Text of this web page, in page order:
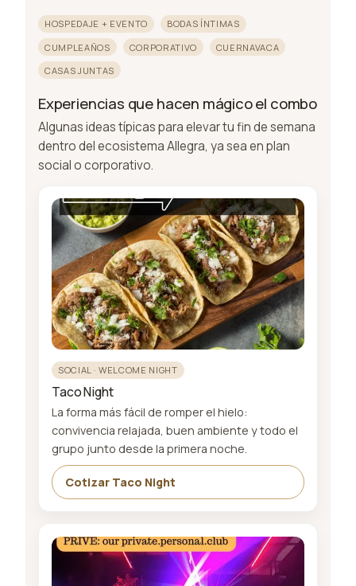
HOSPEDAJE + EVENTO
BODAS ÍNTIMAS
CUMPLEAÑOS
CORPORATIVO
CUERNAVACA
CASAS JUNTAS
Experiencias que hacen mágico el combo
Algunas ideas típicas para elevar tu fin de semana
dentro del ecosistema Allegra, ya sea en plan
social o corporativo.
SOCIAL · WELCOME NIGHT
Taco Night
La forma más fácil de romper el hielo:
convivencia relajada, buen ambiente y todo el
grupo junto desde la primera noche.
Cotizar Taco Night